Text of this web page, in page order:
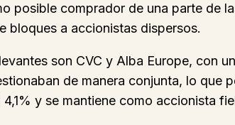
posible comprador de una parte de
bloques a accionistas dispersos.
son CVC y Alba Europe, con
de manera conjunta, lo que
y se mantiene como accionista